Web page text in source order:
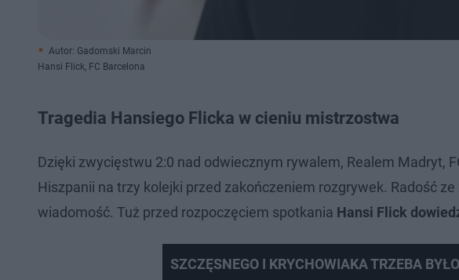
Autor: Gadomski Marcin
Hansi Flick, FC Barcelona
Tragedia Hansiego Flicka w cieniu mistrzostwa
Dzięki zwycięstwu 2:0 nad odwiecznym rywalem, Realem Madryt,
Hiszpanii na trzy kolejki przed zakończeniem rozgrywek. Radość
wiadomość. Tuż przed rozpoczęciem spotkania Hansi Flick
SZCZĘSNEGO I KRYCHOWIAKA TRZEBA